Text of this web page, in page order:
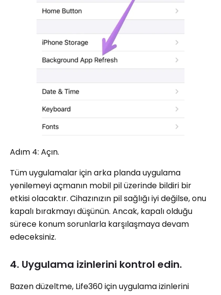
Adım 4: Açın.
Tüm uygulamalar için arka planda uygulama
yenilemeyi açmanın mobil pil üzerinde bildiri bir
etkisi olacaktır. Cihazınızın pil sağlığı iyi değilse, onu
kapalı bırakmayı düşünün. Ancak, kapalı olduğu
sürece konum sorunlarla karşılaşmaya devam
edeceksiniz.
4. Uygulama izinlerini kontrol edin.
Bazen düzeltme, Life360 için uygulama izinlerini